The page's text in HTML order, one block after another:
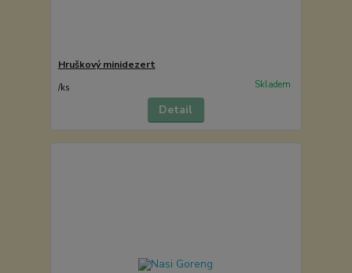
Hruškový minidezert
/ks Skladem
Detail